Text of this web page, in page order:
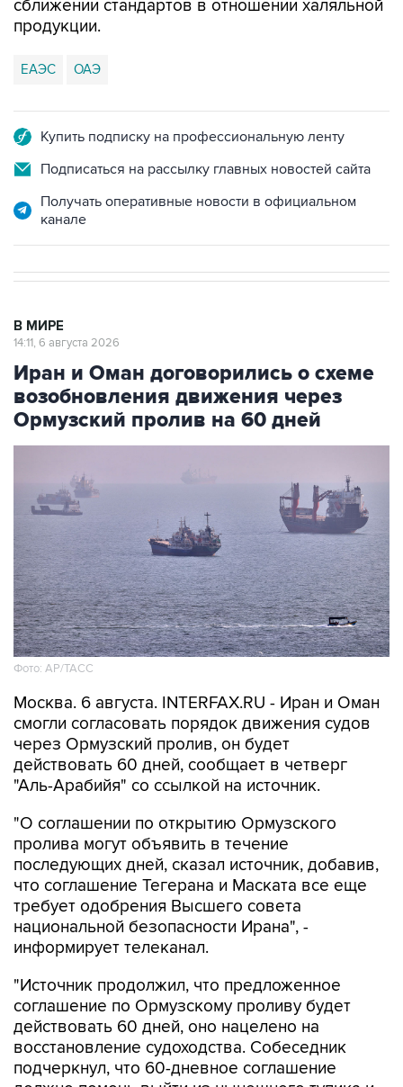
ЕАЭС ОАЭ
Подписаться на рассылку главных новостей сайта
Получать оперативные новости в официальном
Иран и Оман договорились о схеме
возобновления движения через
Ормузский пролив на 60 дней
Фото: AP/ТАСС
Москва. 6 августа. INTERFAX.RU - Иран и Оман
через Ормузский пролив, он будет
действовать 60 дней, сообщает в четверг
"Аль-Арабийя" со ссылкой на источник.
"О соглашении по открытию Ормузского
последующих дней, сказал источник, добавив,
что соглашение Тегерана и Маската все еще
требует одобрения Высшего совета
национальной безопасности Ирана", -
информирует телеканал.
"Источник продолжил, что предложенное
действовать 60 дней, оно нацелено на
восстановление судоходства. Собеседник
подчеркнул, что 60-дневное соглашение
должно помочь выйти из нынешнего тупика и
запустить технические переговоры", -